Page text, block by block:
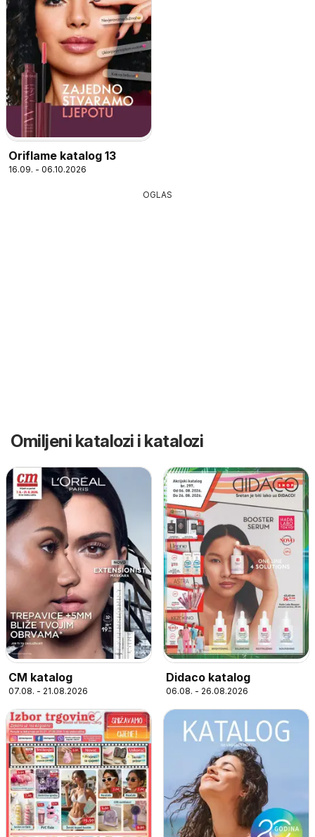
Oriflame katalog 13
16.09. - 06.10.2026
OGLAS
Omiljeni katalozi i katalozi
CM katalog
07.08. - 21.08.2026
Didaco katalog
06.08. - 26.08.2026